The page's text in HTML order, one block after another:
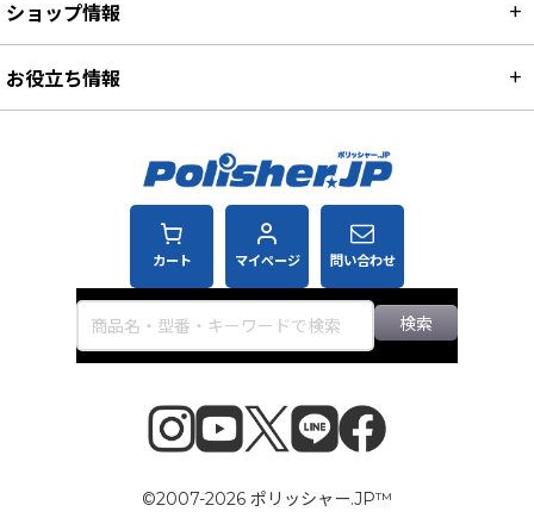
カート マイページ 問い合わせ
検索
ショップ情報
お役立ち情報
©2007-2026 ポリッシャー.JP™